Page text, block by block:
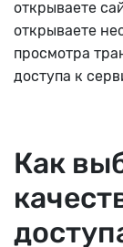
открываете
открываете
просмотра
доступа к
Как